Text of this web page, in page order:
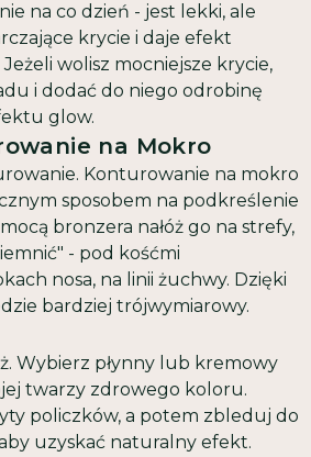
na co dzień - jest lekki, ale
krycie i daje efekt
wolisz mocniejsze krycie,
i dodać do niego odrobinę
glow.
na Mokro
Konturowanie na mokro
sposobem na podkreślenie
bronzera nałóż go na strefy,
- pod kośćmi
nosa, na linii żuchwy. Dzięki
bardziej trójwymiarowy.
Wybierz płynny lub kremowy
twarzy zdrowego koloru.
policzków, a potem zbleduj do
uzyskać naturalny efekt.